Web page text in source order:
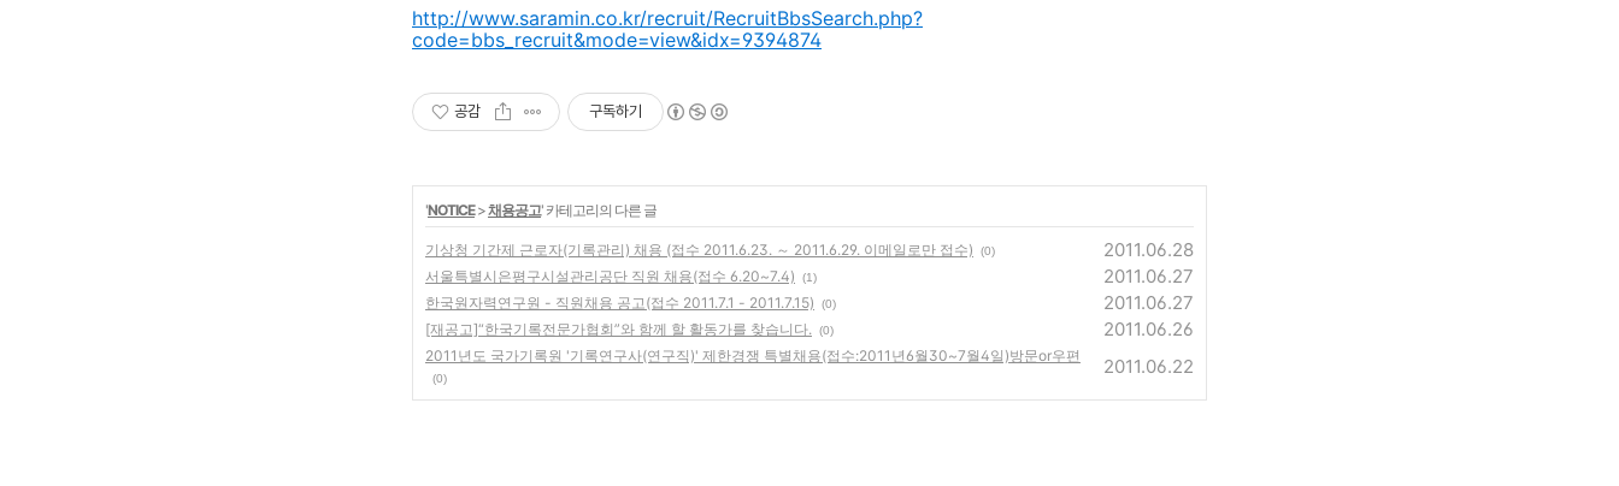
http://www.saramin.co.kr/recruit/RecruitBbsSearch.php?
code=bbs_recruit&mode=view&idx=9394874
공감 구독하기
'NOTICE>채용공고' 카테고리의 다른 글
기상청 기간제 근로자(기록관리) 채용 (접수 2011.6.23. ～ 2011.6.29. 이메일로만 접수) (0) 2011.06.28
서울특별시은평구시설관리공단 직원 채용(접수 6.20~7.4) (1) 2011.06.27
한국원자력연구원 - 직원채용 공고(접수 2011.7.1 - 2011.7.15) (0) 2011.06.27
[재공고]“한국기록전문가협회”와 함께 할 활동가를 찾습니다. (0) 2011.06.26
2011년도 국가기록원 '기록연구사(연구직)' 제한경쟁 특별채용(접수:2011년6월30~7월4일)방문or우편
(0)
2011.06.22